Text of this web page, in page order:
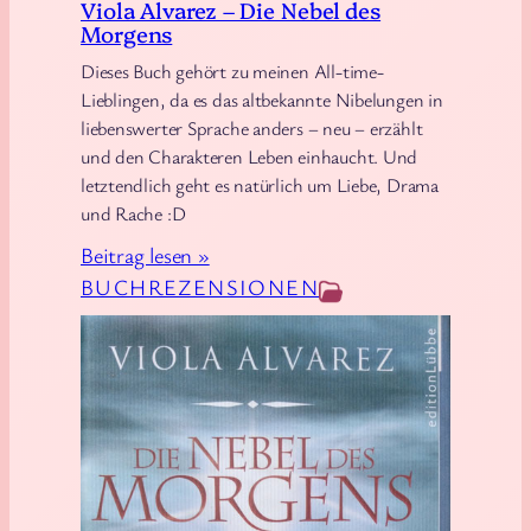
l
o
n
BUCHREZENSIONEN
Viola Alvarez – Die Nebel des
Morgens
Dieses Buch gehört zu meinen All-time-
Lieblingen, da es das altbekannte Nibelungen in
liebenswerter Sprache anders – neu – erzählt
und den Charakteren Leben einhaucht. Und
letztendlich geht es natürlich um Liebe, Drama
und Rache :D
Beitrag lesen »:
V
i
o
l
a
A
l